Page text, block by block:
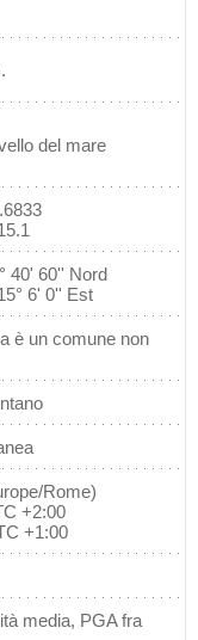
del mare
40' 60'' Nord
6' 0'' Est
è un comune non
Rome)
+2:00
+1:00
media, PGA fra